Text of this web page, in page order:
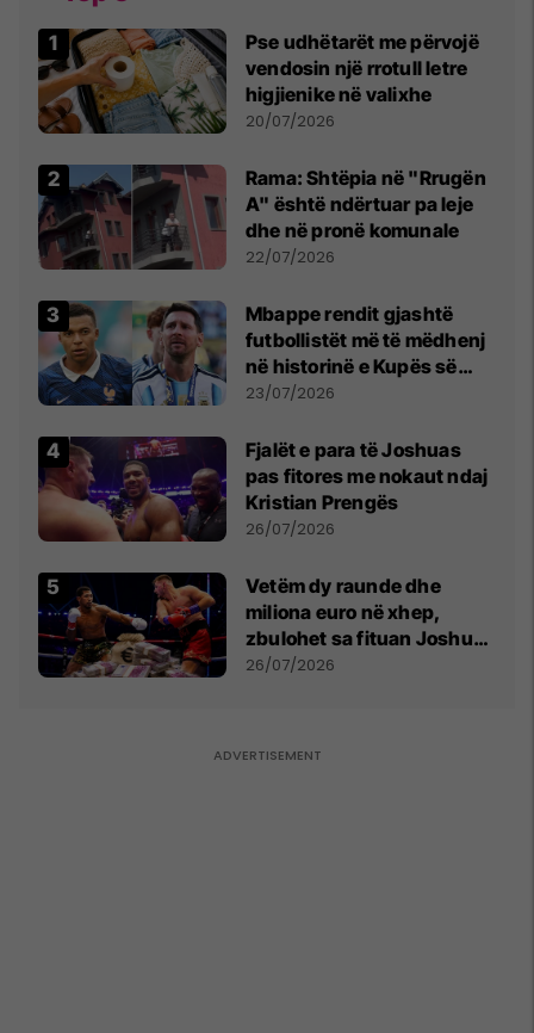
Pse udhëtarët me përvojë
vendosin një rrotull letre
higjienike në valixhe
20/07/2026
Rama: Shtëpia në "Rrugën
A" është ndërtuar pa leje
dhe në pronë komunale
22/07/2026
Mbappe rendit gjashtë
futbollistët më të mëdhenj
në historinë e Kupës së
Botës, Messi mbetet i dyti
23/07/2026
Fjalët e para të Joshuas
pas fitores me nokaut ndaj
Kristian Prengës
26/07/2026
Vetëm dy raunde dhe
miliona euro në xhep,
zbulohet sa fituan Joshua
e Prenga
26/07/2026